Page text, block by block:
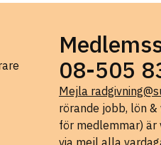
08-505
Mejla
rörande jobb, lön
för medlemmar) är
via mejl alla